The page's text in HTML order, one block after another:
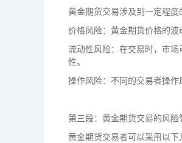
黄金期货交易涉及到一定程度
价格风险：黄金期货价格的波
流动性风险：在交易时，市
性。
操作风险：不同的交易者操作
第三段：黄金期货交易的风险
黄金期货交易者可以采用以下